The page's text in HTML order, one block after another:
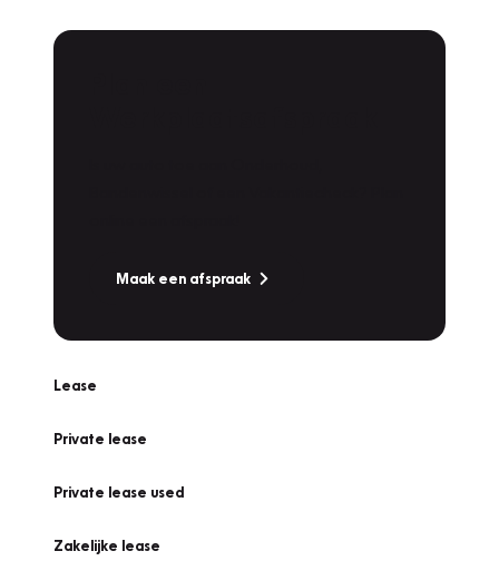
Maak een afspraak
Lease
Private lease
Private lease used
Zakelijke lease